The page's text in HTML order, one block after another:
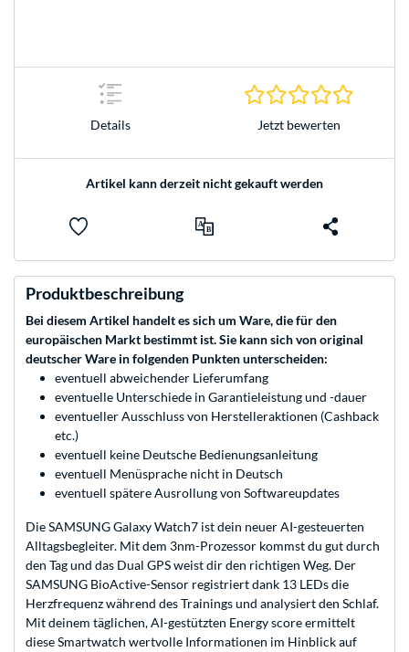
Details Jetzt bewerten
Artikel kann derzeit nicht gekauft werden
Produktbeschreibung
Bei diesem Artikel handelt es sich um Ware, die für den
europäischen Markt bestimmt ist. Sie kann sich von original
deutscher Ware in folgenden Punkten unterscheiden:
eventuell abweichender Lieferumfang
eventuelle Unterschiede in Garantieleistung und -dauer
eventueller Ausschluss von Herstelleraktionen (Cashback
etc.)
eventuell keine Deutsche Bedienungsanleitung
eventuell Menüsprache nicht in Deutsch
eventuell spätere Ausrollung von Softwareupdates
Die SAMSUNG Galaxy Watch7 ist dein neuer AI-gesteuerten
Alltagsbegleiter. Mit dem 3nm-Prozessor kommst du gut durch
den Tag und das Dual GPS weist dir den richtigen Weg. Der
SAMSUNG BioActive-Sensor registriert dank 13 LEDs die
Herzfrequenz während des Trainings und analysiert den Schlaf.
Mit deinem täglichen, AI-gestützten Energy score ermittelt
diese Smartwatch wertvolle Informationen im Hinblick auf